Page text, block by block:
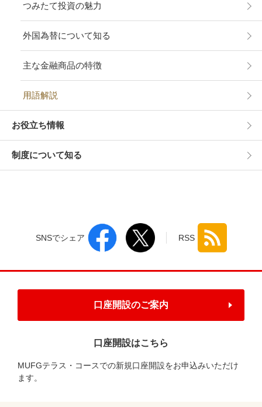
つみたて投資の魅力
外国為替について知る
主な金融商品の特徴
用語解説
お役立ち情報
制度について知る
SNSでシェア RSS
口座開設のご案内
口座開設はこちら
MUFGテラス・コースでの新規口座開設をお申込みいただけ
ます。